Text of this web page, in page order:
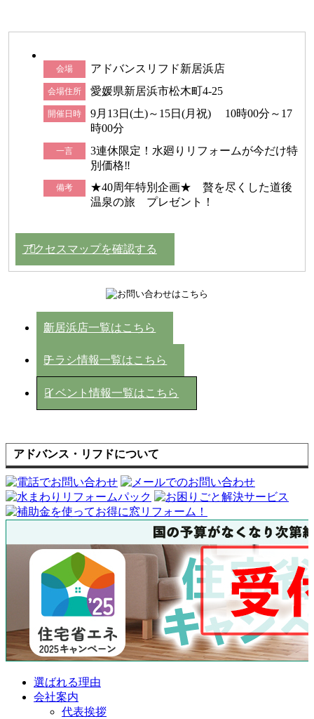
会場 アドバンスリフド新居浜店
会場住所 愛媛県新居浜市松木町4-25
開催日時
9月13日(土)～15日(月祝) 10時00分～17
時00分
一言
3連休限定！水廻りリフォームが今だけ特
別価格‼
備考
★40周年特別企画★ 贅を尽くした道後
温泉の旅 プレゼント！
アクセスマップを確認する
新居浜店一覧はこちら
チラシ情報一覧はこちら
イベント情報一覧はこちら
アドバンス・リフドについて
選ばれる理由
会社案内
代表挨拶